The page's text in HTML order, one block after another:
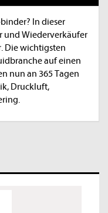
In dieser
und Wiederverkäufer
Die wichtigsten
auf einen
nun an 365 Tagen
Druckluft,